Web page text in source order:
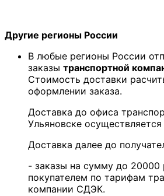
Другие регионы России
В любые регионы России
заказы транспортной
Стоимость доставки
оформлении заказа.
Доставка до офиса
Ульяновске
Доставка далее до
- заказы на сумму до 20000
покупателем по тарифам
компании СДЭК.